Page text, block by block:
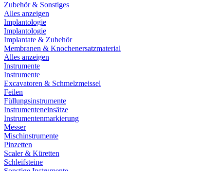
Zubehör & Sonstiges
Alles anzeigen
Implantologie
Implantologie
Implantate & Zubehör
Membranen & Knochenersatzmaterial
Alles anzeigen
Instrumente
Instrumente
Excavatoren & Schmelzmeissel
Feilen
Füllungsinstrumente
Instrumenteneinsätze
Instrumentenmarkierung
Messer
Mischinstrumente
Pinzetten
Scaler & Küretten
Schleifsteine